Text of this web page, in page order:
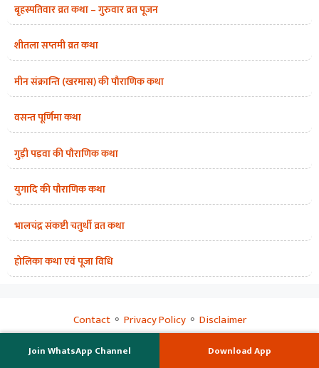
बृहस्पतिवार व्रत कथा – गुरुवार व्रत पूजन
शीतला सप्तमी व्रत कथा
मीन संक्रान्ति (खरमास) की पौराणिक कथा
वसन्त पूर्णिमा कथा
गुड़ी पड़वा की पौराणिक कथा
युगादि की पौराणिक कथा
भालचंद्र संकष्टी चतुर्थी व्रत कथा
होलिका कथा एवं पूजा विधि
Contact⚬ Privacy Policy⚬ Disclaimer
© 2024 HinduNidhi
Join WhatsApp Channel Download App